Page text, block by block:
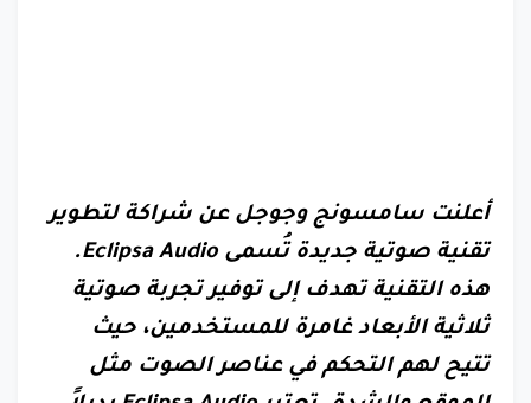
أعلنت سامسونج وجوجل عن شراكة لتطوير
تقنية صوتية جديدة تُسمى Eclipsa Audio.
هذه التقنية تهدف إلى توفير تجربة صوتية
ثلاثية الأبعاد غامرة للمستخدمين، حيث
تتيح لهم التحكم في عناصر الصوت مثل